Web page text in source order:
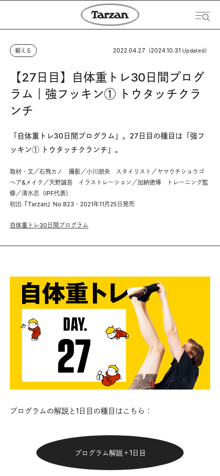
鍛える 2022.04.27 （2024.10.31 Updated）
【27日目】自体重トレ30日間プログ
ラム｜強フッキン① トウタッチクラ
ンチ
「自体重トレ30日間プログラム」。27日目の種目は「強フ
ッキン① トウタッチクランチ」。
取材・文／石飛カノ 撮影／小川朋央 スタイリスト／ヤマウチショウゴ
ヘア&メイク／天野誠吾 イラストレーション／加納徳博 トレーニング監
修／清水忍（IPF代表）
初出『Tarzan』No.823・2021年11月25日発売
自体重トレ30日間プログラム
プログラムの解説と1日目の種目はこちら：
プログラム解説＋1日目